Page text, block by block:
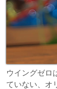
ウイングゼロ
ていない、オ